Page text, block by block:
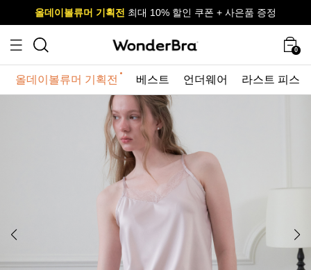
사이즈 무료 교환 서비스
올데이볼류머 기획전 최대 10% 할인 쿠폰 + 사은품 증정
사이즈 무료 교환 서비스
올데이볼류머 기획전
0
올데이볼류머 기획전 베스트 언더웨어 라스트 피스